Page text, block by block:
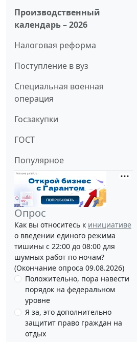
Производственный
календарь – 2026
Налоговая реформа
Поступление в вуз
Специальная военная
операция
Госзакупки
ГОСТ
Популярное
Опрос
Как вы относитесь к инициативе
о введении единого режима
тишины с 22:00 до 08:00 для
шумных работ по ночам?
(Окончание опроса 09.08.2026)
Положительно, пора навести
порядок на федеральном
уровне
Я за, это дополнительно
защитит право граждан на
отдых